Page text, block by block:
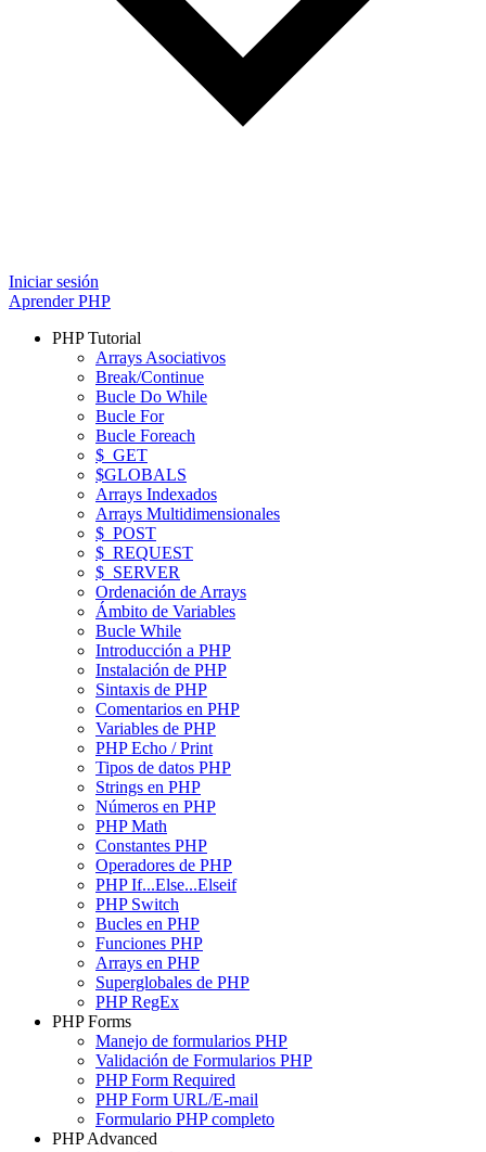
Iniciar sesión
Aprender PHP
PHP Tutorial
Arrays Asociativos
Break/Continue
Bucle Do While
Bucle For
Bucle Foreach
$_GET
$GLOBALS
Arrays Indexados
Arrays Multidimensionales
$_POST
$_REQUEST
$_SERVER
Ordenación de Arrays
Ámbito de Variables
Bucle While
Introducción a PHP
Instalación de PHP
Sintaxis de PHP
Comentarios en PHP
Variables de PHP
PHP Echo / Print
Tipos de datos PHP
Strings en PHP
Números en PHP
PHP Math
Constantes PHP
Operadores de PHP
PHP If...Else...Elseif
PHP Switch
Bucles en PHP
Funciones PHP
Arrays en PHP
Superglobales de PHP
PHP RegEx
PHP Forms
Manejo de formularios PHP
Validación de Formularios PHP
PHP Form Required
PHP Form URL/E-mail
Formulario PHP completo
PHP Advanced